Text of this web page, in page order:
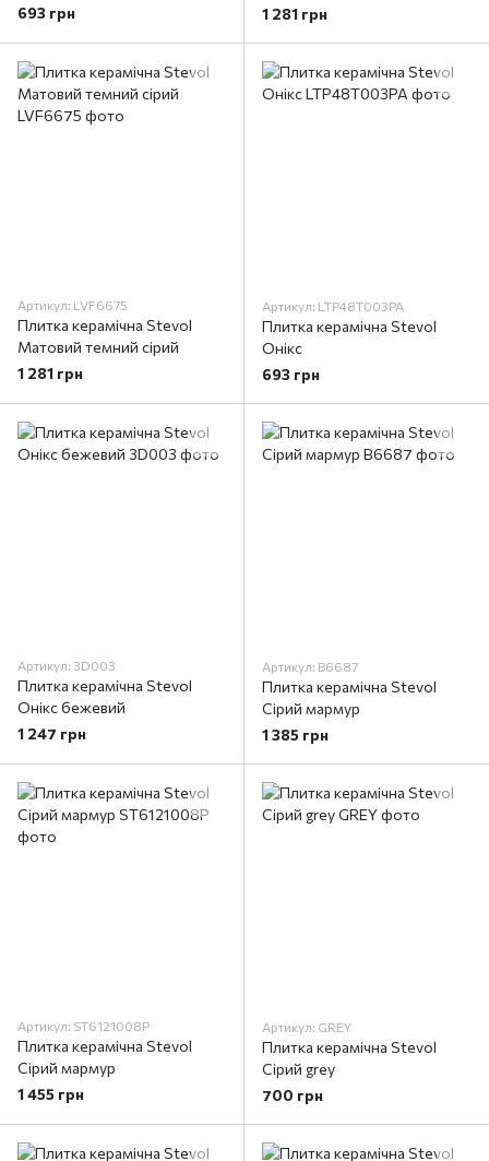
693 грн
1 281 грн
Артикул: LVF6675
Плитка керамічна Stevol
Матовий темний сірий
1 281 грн
Артикул: LTP48T003PA
Плитка керамічна Stevol
Онікс
693 грн
Артикул: 3D003
Плитка керамічна Stevol
Онікс бежевий
1 247 грн
Артикул: B6687
Плитка керамічна Stevol
Сірий мармур
1 385 грн
Артикул: ST6121008P
Плитка керамічна Stevol
Сірий мармур
1 455 грн
Артикул: GREY
Плитка керамічна Stevol
Сірий grey
700 грн